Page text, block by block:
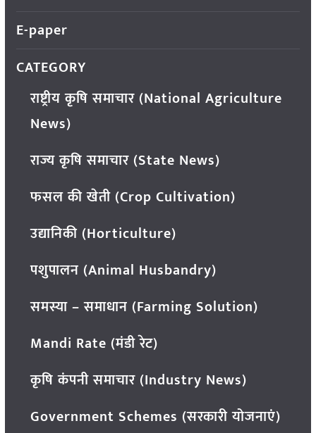
E-paper
CATEGORY
राष्ट्रीय कृषि समाचार (National Agriculture
News)
राज्य कृषि समाचार (State News)
फसल की खेती (Crop Cultivation)
उद्यानिकी (Horticulture)
पशुपालन (Animal Husbandry)
समस्या – समाधान (Farming Solution)
Mandi Rate (मंडी रेट)
कृषि कंपनी समाचार (Industry News)
Government Schemes (सरकारी योजनाएं)